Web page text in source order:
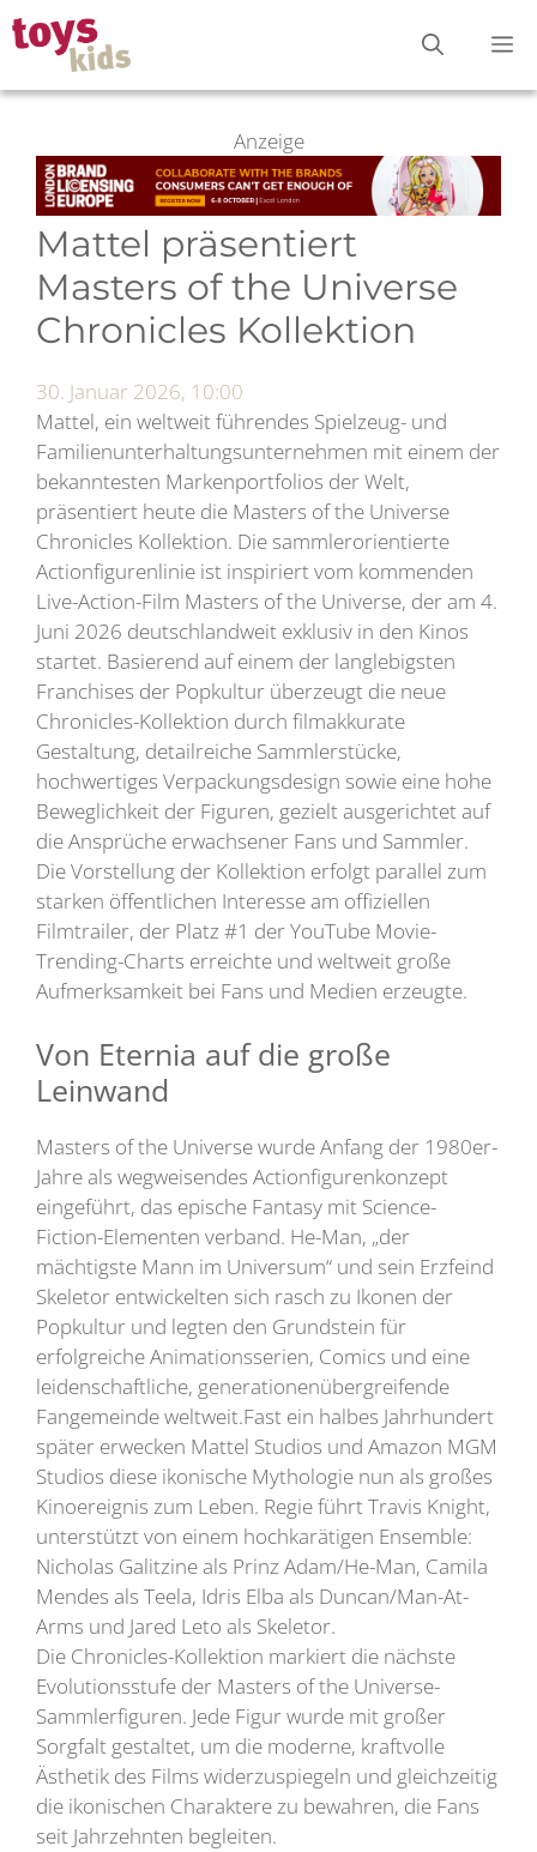
Zum
Inhalt
springen
Anzeige
Mattel präsentiert
Masters of the Universe
Chronicles Kollektion
30. Januar 2026, 10:00
Mattel, ein weltweit führendes Spielzeug- und
Familienunterhaltungsunternehmen mit einem der
bekanntesten Markenportfolios der Welt,
präsentiert heute die Masters of the Universe
Chronicles Kollektion. Die sammlerorientierte
Actionfigurenlinie ist inspiriert vom kommenden
Live-Action-Film Masters of the Universe, der am 4.
Juni 2026 deutschlandweit exklusiv in den Kinos
startet. Basierend auf einem der langlebigsten
Franchises der Popkultur überzeugt die neue
Chronicles-Kollektion durch filmakkurate
Gestaltung, detailreiche Sammlerstücke,
hochwertiges Verpackungsdesign sowie eine hohe
Beweglichkeit der Figuren, gezielt ausgerichtet auf
die Ansprüche erwachsener Fans und Sammler.
Die Vorstellung der Kollektion erfolgt parallel zum
starken öffentlichen Interesse am offiziellen
Filmtrailer, der Platz #1 der YouTube Movie-
Trending-Charts erreichte und weltweit große
Aufmerksamkeit bei Fans und Medien erzeugte.
Von Eternia auf die große
Leinwand
Masters of the Universe wurde Anfang der 1980er-
Jahre als wegweisendes Actionfigurenkonzept
eingeführt, das epische Fantasy mit Science-
Fiction-Elementen verband. He-Man, „der
mächtigste Mann im Universum“ und sein Erzfeind
Skeletor entwickelten sich rasch zu Ikonen der
Popkultur und legten den Grundstein für
erfolgreiche Animationsserien, Comics und eine
leidenschaftliche, generationenübergreifende
Fangemeinde weltweit.Fast ein halbes Jahrhundert
später erwecken Mattel Studios und Amazon MGM
Studios diese ikonische Mythologie nun als großes
Kinoereignis zum Leben. Regie führt Travis Knight,
unterstützt von einem hochkarätigen Ensemble:
Nicholas Galitzine als Prinz Adam/He-Man, Camila
Mendes als Teela, Idris Elba als Duncan/Man-At-
Arms und Jared Leto als Skeletor.
Die Chronicles-Kollektion markiert die nächste
Evolutionsstufe der Masters of the Universe-
Sammlerfiguren. Jede Figur wurde mit großer
Sorgfalt gestaltet, um die moderne, kraftvolle
Ästhetik des Films widerzuspiegeln und gleichzeitig
die ikonischen Charaktere zu bewahren, die Fans
seit Jahrzehnten begleiten.